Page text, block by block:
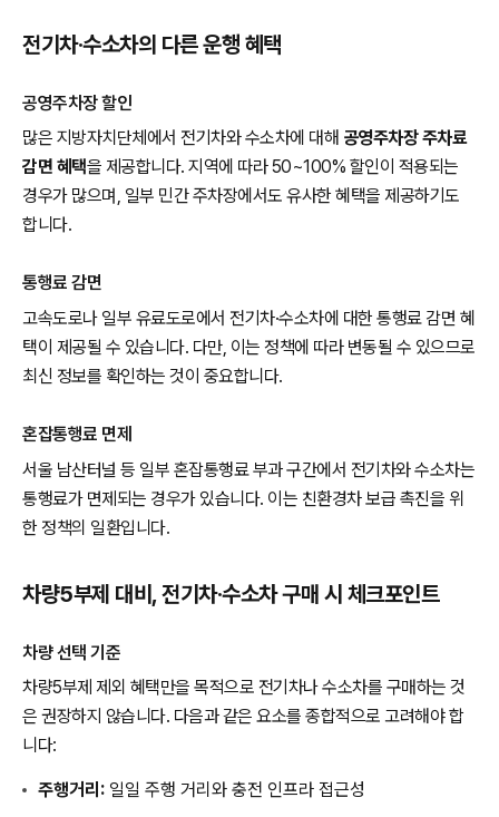
전기차·수소차의 다른 운행 혜택
공영주차장 할인
많은 지방자치단체에서 전기차와 수소차에 대해 공영주차장 주차료
감면 혜택을 제공합니다. 지역에 따라 50~100% 할인이 적용되는
경우가 많으며, 일부 민간 주차장에서도 유사한 혜택을 제공하기도
합니다.
통행료 감면
고속도로나 일부 유료도로에서 전기차·수소차에 대한 통행료 감면 혜
택이 제공될 수 있습니다. 다만, 이는 정책에 따라 변동될 수 있으므로
최신 정보를 확인하는 것이 중요합니다.
혼잡통행료 면제
서울 남산터널 등 일부 혼잡통행료 부과 구간에서 전기차와 수소차는
통행료가 면제되는 경우가 있습니다. 이는 친환경차 보급 촉진을 위
한 정책의 일환입니다.
차량5부제 대비, 전기차·수소차 구매 시 체크포인트
차량 선택 기준
차량5부제 제외 혜택만을 목적으로 전기차나 수소차를 구매하는 것
은 권장하지 않습니다. 다음과 같은 요소를 종합적으로 고려해야 합
니다:
주행거리: 일일 주행 거리와 충전 인프라 접근성